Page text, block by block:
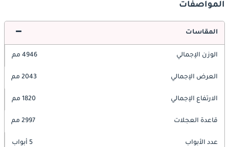
المواصفات
المقاسات
الوزن الإجمالي 4946 مم
العرض الإجمالي 2043 مم
الارتفاع الإجمالي 1820 مم
قاعدة العجلات 2997 مم
عدد الأبواب 5 أبواب